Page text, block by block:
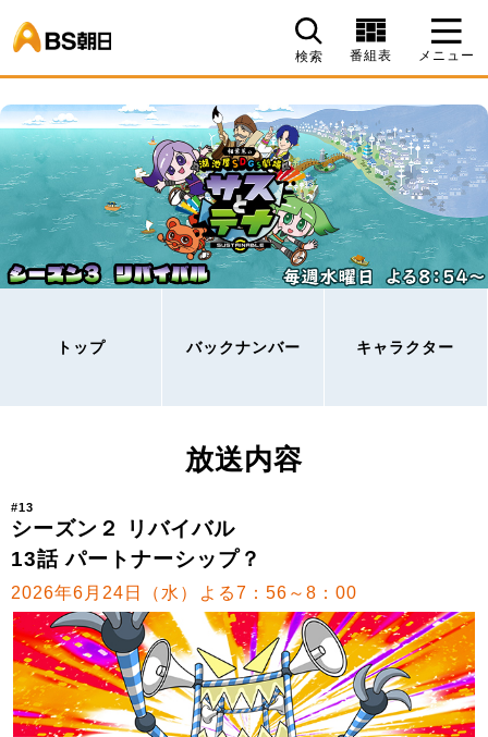
検索 番組表 メニュー
トップ バックナンバー キャラクター
放送内容
#13
シーズン２ リバイバル
13話 パートナーシップ？
2026年6月24日（水）よる7：56～8：00